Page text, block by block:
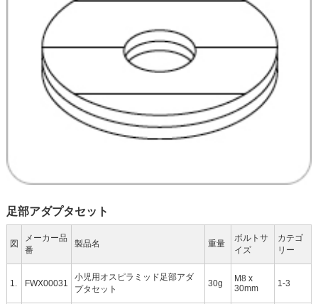
足部アダプタセット
図
メーカー品
番
製品名 重量
ボルトサ
イズ
カテゴ
リー
1. FWX00031
小児用オスピラミッド足部アダ
プタセット
30g
M8 x
30mm
1-3